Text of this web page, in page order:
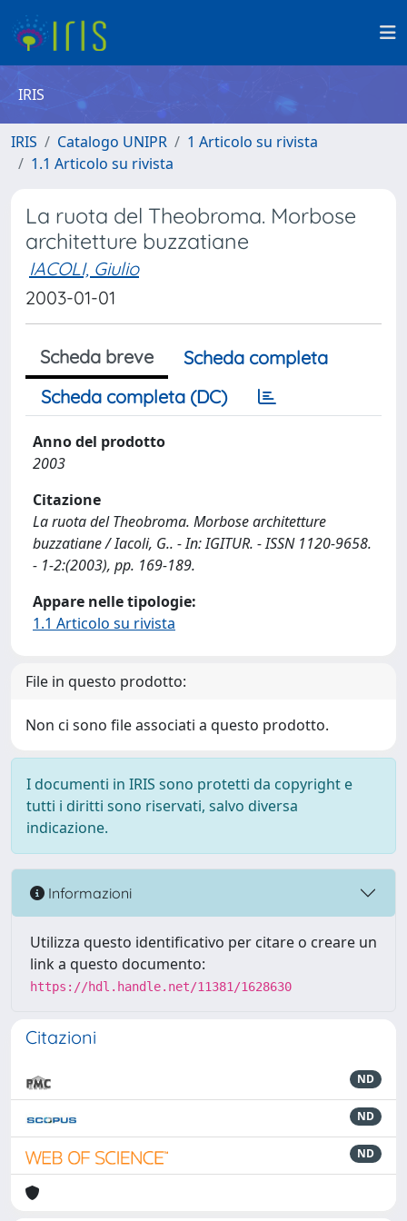
IRIS
IRIS Catalogo UNIPR
1 Articolo su rivista
1.1 Articolo su rivista
La ruota del Theobroma. Morbose
architetture buzzatiane
IACOLI, Giulio
2003-01-01
Scheda breve
Scheda completa
Scheda completa (DC)
Anno del prodotto
2003
Citazione
La ruota del Theobroma. Morbose architetture
buzzatiane / Iacoli, G.. - In: IGITUR. - ISSN 1120-9658.
- 1-2:(2003), pp. 169-189.
Appare nelle tipologie:
1.1 Articolo su rivista
File in questo prodotto:
Non ci sono file associati a questo prodotto.
I documenti in IRIS sono protetti da copyright e
tutti i diritti sono riservati, salvo diversa
indicazione.
Informazioni
Utilizza questo identificativo per citare o creare un
link a questo documento:
https://hdl.handle.net/11381/1628630
Citazioni
ND
ND
ND